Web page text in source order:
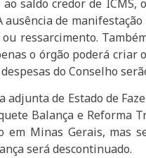
ao saldo credor de
ausência de
ressarcimento.
o órgão poderá
do Conselho
adjunta de Estado de
Balança e Reforma
em Minas Gerais, mas
será descontinuado.